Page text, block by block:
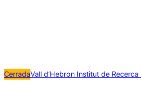
CerradaVall d’Hebron Institut de Recerca